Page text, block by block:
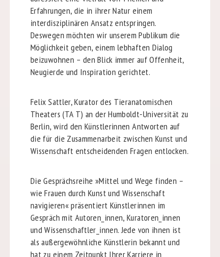
Erfahrungen, die in ihrer Natur einem
interdisziplinären Ansatz entspringen.
Deswegen möchten wir unserem Publikum die
Möglichkeit geben, einem lebhaften Dialog
beizuwohnen – den Blick immer auf Offenheit,
Neugierde und Inspiration gerichtet.
Felix Sattler, Kurator des Tieranatomischen
Theaters (TA T) an der Humboldt-Universität zu
Berlin, wird den Künstlerinnen Antworten auf
die für die Zusammenarbeit zwischen Kunst und
Wissenschaft entscheidenden Fragen entlocken.
Die Gesprächsreihe »Mittel und Wege finden –
wie Frauen durch Kunst und Wissenschaft
navigieren« präsentiert Künstlerinnen im
Gespräch mit Autoren_innen, Kuratoren_innen
und Wissenschaftler_innen. Jede von ihnen ist
als außergewöhnliche Künstlerin bekannt und
hat zu einem Zeitpunkt Ihrer Karriere in